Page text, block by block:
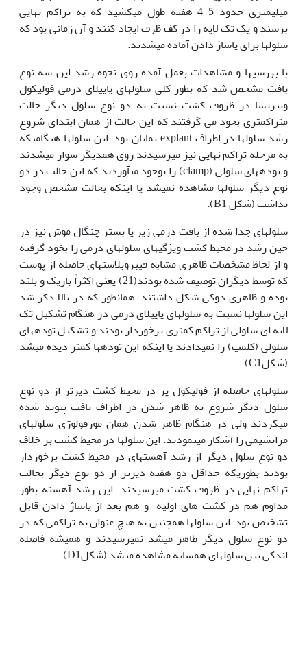
میلی‏متری حدود 5-4 هفته طول می‏کشید که به تراکم نهایی
برسند و یک تک لایه را در کف ظرف ایجاد کنند و آن زمانی بود که
سلولها برای پاساژ دادن آماده می‏شدند.
با بررسی‏ها و مشاهدات بعمل آمده روی نحوه رشد این سه نوع
بافت مشخص شد که بطور کلی سلولهای پاپیلای درمی فولیکول
ویبریسا در ظروف کشت نسبت به دو نوع سلول دیگر حالت
متراکم‏تری بخود می گرفتند که این حالت از همان ابتدای شروع
رشد سلولها در اطراف explant نمایان بود. این سلولها هنگامیکه
به مرحله تراکم نهایی نیز می‏رسیدند روی همدیگر سوار می‏شدند
و توده‏های سلولی (clamp) را بوجود می‏آوردند که این حالت در دو
نوع دیگر سلولها مشاهده نمی‏شد یا اینکه بحالت مشخص وجود
نداشت (شکل B1).
سلولهای جدا شده از بافت درمی زیر یا بستر چنگال موش نیز در
حین رشد در محیط کشت ویژگیهای سلولهای درمی را بخود گرفته
و از لحاظ مشخصات ظاهری مشابه فیبروبلاستهای حاصله از پوست
که توسط دیگران توصیف شده بودند(21) یعنی اکثراً باریک و بلند
بوده و ظاهری دوکی شکل داشتند. همانطور که در بالا ذکر شد
این سلولها نسبت به سلولهای پاپیلای درمی در هنگام تشکیل تک
لایه ای سلولی از تراکم کمتری برخوردار بودند و تشکیل توده‏های
سلولی (کلمپ) را نمی‏دادند یا اینکه این توده‏ها کمتر دیده می‏شد
(شکلC1).
سلولهای حاصله از فولیکول پر در محیط کشت دیرتر از دو نوع
سلول دیگر شروع به ظاهر شدن در اطراف بافت پیوند شده
می‏کردند ولی در هنگام ظاهر شدن همان مورفولوژی سلولهای
مزانشیمی را آشکار می‏نمودند. این سلولها در محیط کشت بر خلاف
دو نوع سلول دیگر از رشد آهسته‏ای در محیط کشت برخوردار
بودند بطوریکه حداقل دو هفته دیرتر از دو نوع دیگر بحالت
تراکم نهایی در ظروف کشت می‏رسیدند. این رشد آهسته بطور
مداوم هم در کشت های اولیه و هم بعد از پاساژ دادن قابل
تشخیص بود. این سلولها همچنین به هیچ عنوان به تراکمی که در
دو نوع سلول دیگر ظاهر می‏شد نمی‏رسیدند و همیشه فاصله
اندکی بین سلولهای همسایه مشاهده می‏شد (شکلD1).